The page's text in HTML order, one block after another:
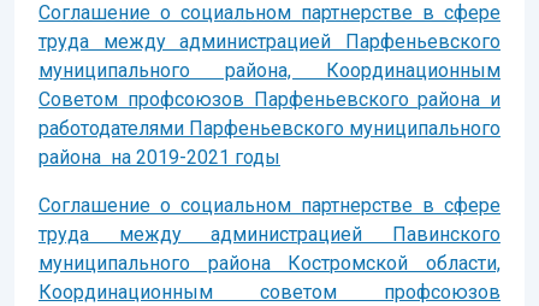
Соглашение о социальном партнерстве в сфере
труда между администрацией Парфеньевского
муниципального района, Координационным
Советом профсоюзов Парфеньевского района и
работодателями Парфеньевского муниципального
района на 2019-2021 годы
Соглашение о социальном партнерстве в сфере
труда между администрацией Павинского
муниципального района Костромской области,
Координационным советом профсоюзов